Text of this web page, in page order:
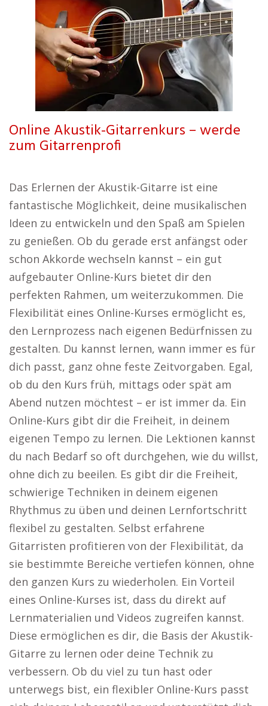
Online Akustik-Gitarrenkurs – werde
zum Gitarrenprofi
Das Erlernen der Akustik-Gitarre ist eine
fantastische Möglichkeit, deine musikalischen
Ideen zu entwickeln und den Spaß am Spielen
zu genießen. Ob du gerade erst anfängst oder
schon Akkorde wechseln kannst – ein gut
aufgebauter Online-Kurs bietet dir den
perfekten Rahmen, um weiterzukommen. Die
Flexibilität eines Online-Kurses ermöglicht es,
den Lernprozess nach eigenen Bedürfnissen zu
gestalten. Du kannst lernen, wann immer es für
dich passt, ganz ohne feste Zeitvorgaben. Egal,
ob du den Kurs früh, mittags oder spät am
Abend nutzen möchtest – er ist immer da. Ein
Online-Kurs gibt dir die Freiheit, in deinem
eigenen Tempo zu lernen. Die Lektionen kannst
du nach Bedarf so oft durchgehen, wie du willst,
ohne dich zu beeilen. Es gibt dir die Freiheit,
schwierige Techniken in deinem eigenen
Rhythmus zu üben und deinen Lernfortschritt
flexibel zu gestalten. Selbst erfahrene
Gitarristen profitieren von der Flexibilität, da
sie bestimmte Bereiche vertiefen können, ohne
den ganzen Kurs zu wiederholen. Ein Vorteil
eines Online-Kurses ist, dass du direkt auf
Lernmaterialien und Videos zugreifen kannst.
Diese ermöglichen es dir, die Basis der Akustik-
Gitarre zu lernen oder deine Technik zu
verbessern. Ob du viel zu tun hast oder
unterwegs bist, ein flexibler Online-Kurs passt